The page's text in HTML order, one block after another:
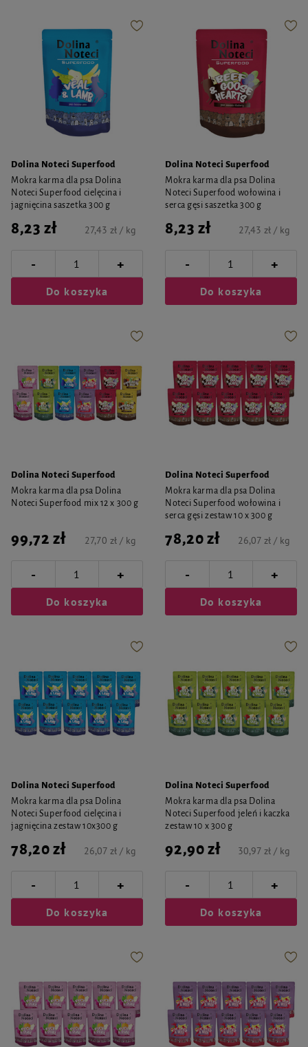
Dolina Noteci Superfood
Mokra karma dla psa Dolina
Noteci Superfood cielęcina i
jagnięcina saszetka 300 g
8,23 zł 27,43 zł / kg
- +
Do koszyka
Dolina Noteci Superfood
Mokra karma dla psa Dolina
Noteci Superfood wołowina i
serca gęsi saszetka 300 g
8,23 zł 27,43 zł / kg
- +
Do koszyka
Dolina Noteci Superfood
Mokra karma dla psa Dolina
Noteci Superfood mix 12 x 300 g
99,72 zł 27,70 zł / kg
- +
Do koszyka
Dolina Noteci Superfood
Mokra karma dla psa Dolina
Noteci Superfood wołowina i
serca gęsi zestaw 10 x 300 g
78,20 zł 26,07 zł / kg
- +
Do koszyka
Dolina Noteci Superfood
Mokra karma dla psa Dolina
Noteci Superfood cielęcina i
jagnięcina zestaw 10x300 g
78,20 zł 26,07 zł / kg
- +
Do koszyka
Dolina Noteci Superfood
Mokra karma dla psa Dolina
Noteci Superfood jeleń i kaczka
zestaw 10 x 300 g
92,90 zł 30,97 zł / kg
- +
Do koszyka